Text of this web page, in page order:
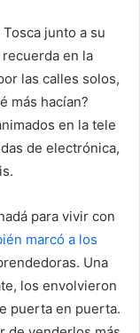
junto a su
en la
las calles solos,
más hacían?
en la tele
de electrónica,
para vivir con
marcó a los
Una
los envolvieron
puerta en puerta.